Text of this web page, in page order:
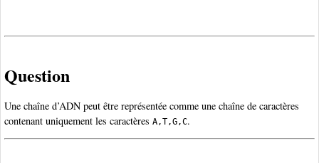
Question
Une chaîne d’ADN peut être représentée comme une chaîne de caractères
contenant uniquement les caractères A,T,G,C.